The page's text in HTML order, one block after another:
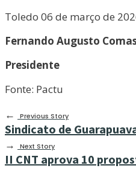
Toledo 06 de março de
Fernando Augusto
Presidente
Fonte: Pactu
←
Previous Story
Sindicato de
→ Next Story
II CNT aprova 10